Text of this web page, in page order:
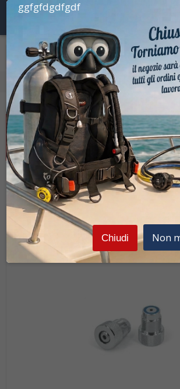
Home Bombole Accessori Bombole
Best
Tappo din tech
ggfgfdgdfgdf
Chiudi Non